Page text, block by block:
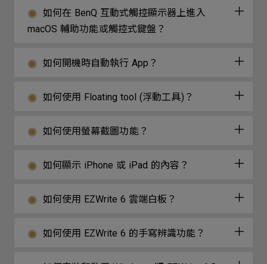
如何在 BenQ 互動式觸控顯示器上進入
macOS 輔助功能或觸控式鍵盤？
如何開機時自動執行 App？
如何使用 Floating tool (浮動工具)？
如何使用螢幕截圖功能？
如何顯示 iPhone 或 iPad 的內容？
如何使用 EZWrite 6 雲端白板？
如何使用 EZWrite 6 的手寫辨識功能？